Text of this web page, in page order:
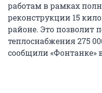
работам в рамках
реконструкции 15
районе. Это позволит
теплоснабжения 275
сообщили «Фонтанке»